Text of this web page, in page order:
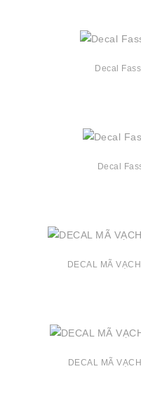
Decal
Decal
DECAL MÃ
DECAL MÃ